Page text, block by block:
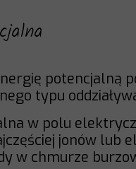
potencjalną
typu
w polu
jonów lub
w chmurze